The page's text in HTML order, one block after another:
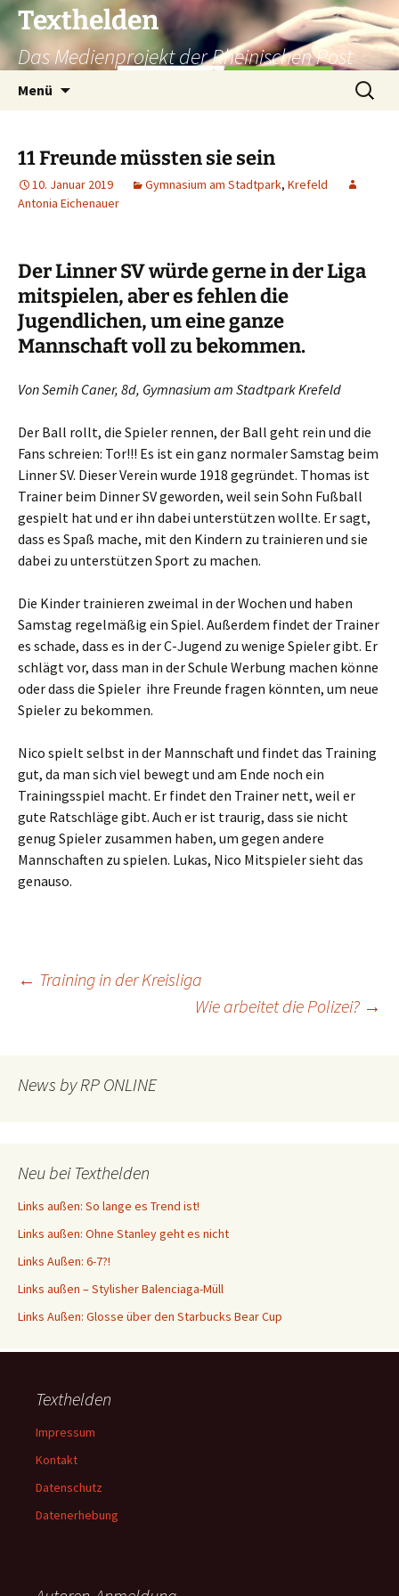
Texthelden
Das Medienprojekt der Rheinischen Post
Menü
Suchen
nach:
11 Freunde müssten sie sein
10. Januar 2019 Gymnasium am Stadtpark, Krefeld
Antonia Eichenauer
Der Linner SV würde gerne in der Liga
mitspielen, aber es fehlen die
Jugendlichen, um eine ganze
Mannschaft voll zu bekommen.
Von Semih Caner, 8d, Gymnasium am Stadtpark Krefeld
Der Ball rollt, die Spieler rennen, der Ball geht rein und die
Fans schreien: Tor!!! Es ist ein ganz normaler Samstag beim
Linner SV. Dieser Verein wurde 1918 gegründet. Thomas ist
Trainer beim Dinner SV geworden, weil sein Sohn Fußball
gespielt hat und er ihn dabei unterstützen wollte. Er sagt,
dass es Spaß mache, mit den Kindern zu trainieren und sie
dabei zu unterstützen Sport zu machen.
Die Kinder trainieren zweimal in der Wochen und haben
Samstag regelmäßig ein Spiel. Außerdem findet der Trainer
es schade, dass es in der C-Jugend zu wenige Spieler gibt. Er
schlägt vor, dass man in der Schule Werbung machen könne
oder dass die Spieler ihre Freunde fragen könnten, um neue
Spieler zu bekommen.
Nico spielt selbst in der Mannschaft und findet das Training
gut, da man sich viel bewegt und am Ende noch ein
Trainingsspiel macht. Er findet den Trainer nett, weil er
gute Ratschläge gibt. Auch er ist traurig, dass sie nicht
genug Spieler zusammen haben, um gegen andere
Mannschaften zu spielen. Lukas, Nico Mitspieler sieht das
genauso.
Beitragsnavigation
← Training in der Kreisliga
Wie arbeitet die Polizei? →
News by RP ONLINE
Neu bei Texthelden
Links außen: So lange es Trend ist!
Links außen: Ohne Stanley geht es nicht
Links Außen: 6-7?!
Links außen – Stylisher Balenciaga-Müll
Links Außen: Glosse über den Starbucks Bear Cup
Texthelden
Impressum
Kontakt
Datenschutz
Datenerhebung